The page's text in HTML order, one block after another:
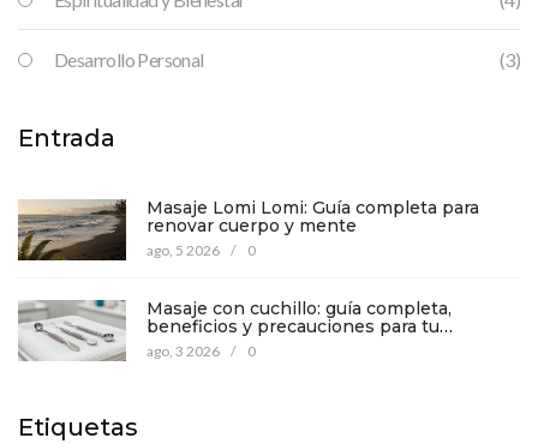
Desarrollo Personal (3)
Entrada
Masaje Lomi Lomi: Guía completa para
renovar cuerpo y mente
ago, 5 2026 / 0
Masaje con cuchillo: guía completa,
beneficios y precauciones para tu
bienestar
ago, 3 2026 / 0
Etiquetas